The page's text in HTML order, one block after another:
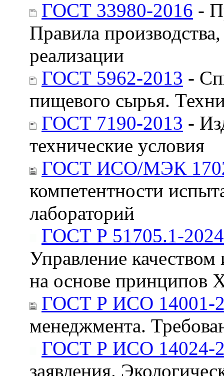
ГОСТ 33980-2016 -
Правила
реализации
ГОСТ 5962-2013 -
пищевого сырья.
ГОСТ 7190-2013 -
технические условия
ГОСТ ИСО/МЭК
компетентности
лабораторий
ГОСТ Р 51705.1-2024
Управление
на основе
ГОСТ Р ИСО 14001-
менеджмента.
ГОСТ Р ИСО 14024-
заявления.